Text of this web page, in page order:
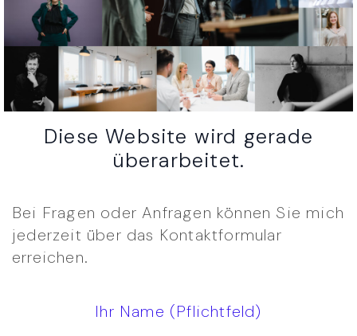
Diese Website wird gerade
überarbeitet.
Bei Fragen oder Anfragen können Sie mich
jederzeit über das Kontaktformular
erreichen.
Ihr Name (Pflichtfeld)